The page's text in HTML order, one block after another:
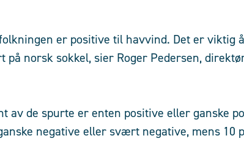
er positive til havvind. Det er viktig
norsk sokkel, sier Roger Pedersen,
av de spurte er enten positive eller ganske
negative eller svært negative, mens 10